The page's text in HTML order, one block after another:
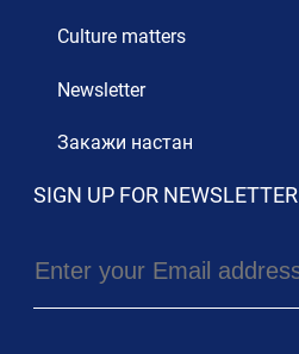
Culture matters
Newsletter
Закажи настан
SIGN UP FOR NEWSLETTER